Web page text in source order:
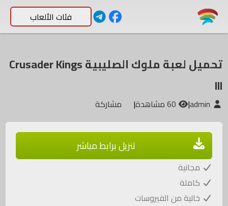
فئات الألعاب
تحميل لعبة ملوك الصليبية Crusader Kings
III
|
| مشاركة
تنزيل برابط مباشر
مجانية
كاملة
خالية من الفيروسات